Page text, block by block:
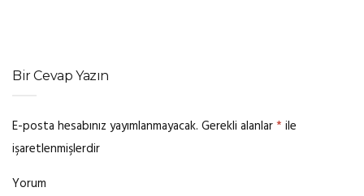
Bir Cevap Yazın
E-posta hesabınız yayımlanmayacak. Gerekli alanlar* ile
işaretlenmişlerdir
Yorum